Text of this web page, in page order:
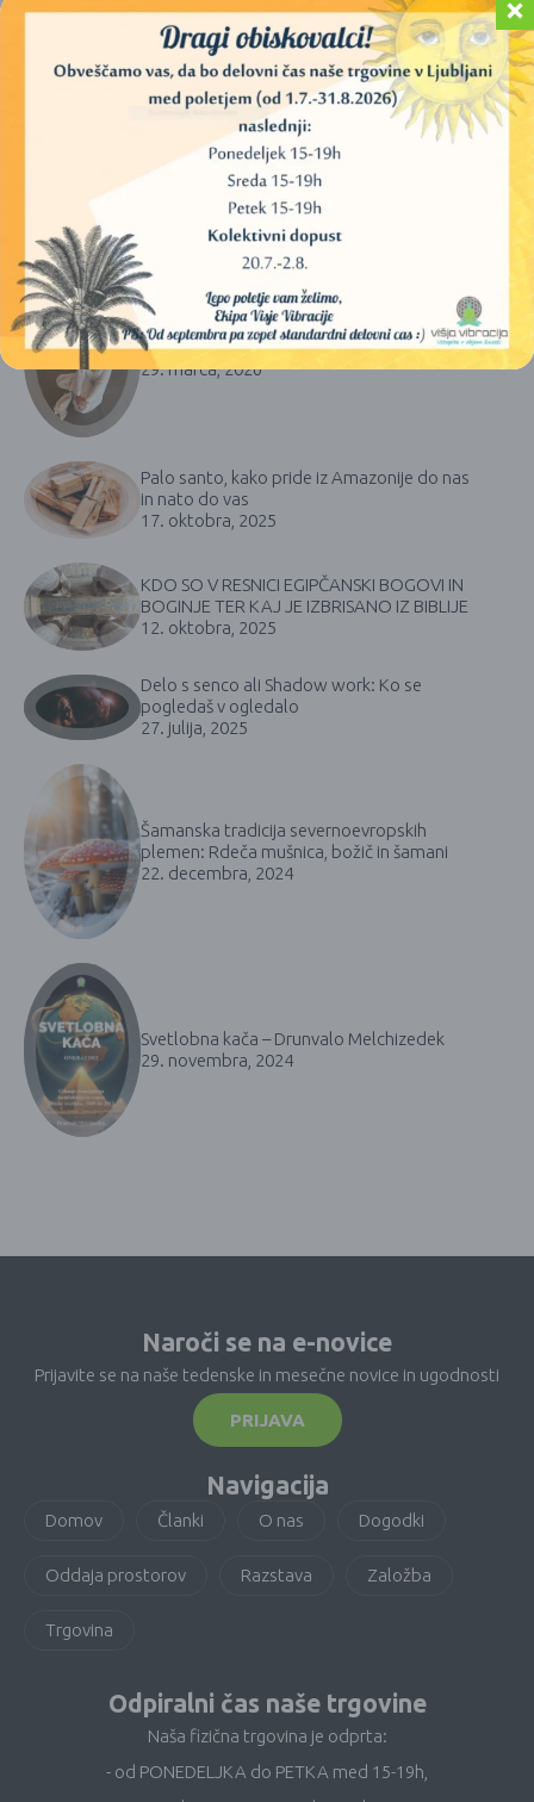
VODNI KRISTALI ZAVEST
ZDRAVLJENJE Z VODO(5) ZVOK(6) ČIŠČENJE(7)
ŠAMANIZEM(14) ŽIVA VODA
ŽIVLJENJE (46)
NAZADNJE OBJAVLJENI ČLANKI
Kaj je Kundalini in kaj je Kundalini joga?
29. marca, 2026
Palo santo, kako pride iz Amazonije do nas
in nato do vas
17. oktobra, 2025
KDO SO V RESNICI EGIPČANSKI BOGOVI IN
BOGINJE TER KAJ JE IZBRISANO IZ BIBLIJE
12. oktobra, 2025
Delo s senco ali Shadow work: Ko se
pogledaš v ogledalo
27. julija, 2025
Šamanska tradicija severnoevropskih
plemen: Rdeča mušnica, božič in šamani
22. decembra, 2024
Svetlobna kača – Drunvalo Melchizedek
29. novembra, 2024
Naroči se na e-novice
Prijavite se na naše tedenske in mesečne novice in ugodnosti
PRIJAVA
Navigacija
Domov Članki O nas Dogodki
Oddaja prostorov Razstava Založba
Trgovina
Odpiralni čas naše trgovine
Naša fizična trgovina je odprta:
- od PONEDELJKA do PETKA med 15-19h,